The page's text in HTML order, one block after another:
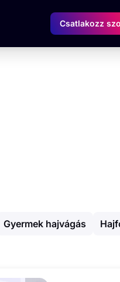
Csatlakozz
Gyermek hajvágás